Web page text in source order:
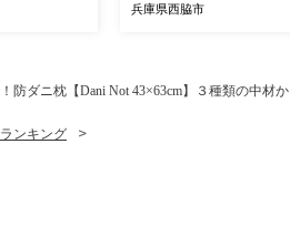
兵庫県西脇市
防ダニ枕【Dani Not 43×63cm】３種類の中材か
ンキング